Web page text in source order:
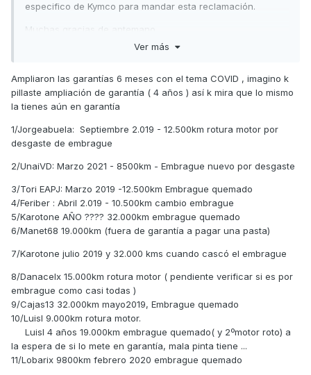
especifico de Kymco para mandar esta reclamación.
Muchas gracias de antemano
Ver más
Ampliaron las garantías 6 meses con el tema COVID , imagino k
pillaste ampliación de garantía ( 4 años ) así k mira que lo mismo
la tienes aún en garantía
1/Jorgeabuela: Septiembre 2.019 - 12.500km rotura motor por
desgaste de embrague
2/UnaiVD: Marzo 2021 - 8500km - Embrague nuevo por desgaste
3/Tori EAPJ: Marzo 2019 -12.500km Embrague quemado
4/Feriber : Abril 2.019 - 10.500km cambio embrague
5/Karotone AÑO ???? 32.000km embrague quemado
6/Manet68 19.000km (fuera de garantía a pagar una pasta)
7/Karotone julio 2019 y 32.000 kms cuando cascó el embrague
8/Danacelx 15.000km rotura motor ( pendiente verificar si es por
embrague como casi todas )
9/Cajas13 32.000km mayo2019, Embrague quemado
10/Luisl 9.000km rotura motor.
Luisl 4 años 19.000km embrague quemado( y 2ºmotor roto) a
la espera de si lo mete en garantía, mala pinta tiene ...
11/Lobarix 9800km febrero 2020 embrague quemado